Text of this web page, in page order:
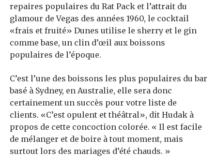
repaires populaires du Rat Pack et l’attrait du
glamour de Vegas des années 1960, le cocktail
«frais et fruité» Dunes utilise le sherry et le gin
comme base, un clin d’œil aux boissons
populaires de l’époque.
C’est l’une des boissons les plus populaires du bar
basé à Sydney, en Australie, elle sera donc
certainement un succès pour votre liste de
clients. «C’est opulent et théâtral», dit Hudak à
propos de cette concoction colorée. « Il est facile
de mélanger et de boire à tout moment, mais
surtout lors des mariages d’été chauds. »